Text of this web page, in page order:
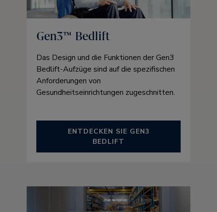
Gen3™ Bedlift
Das Design und die Funktionen der Gen3
Bedlift-Aufzüge sind auf die spezifischen
Anforderungen von
Gesundheitseinrichtungen zugeschnitten.
ENTDECKEN SIE GEN3
BEDLIFT